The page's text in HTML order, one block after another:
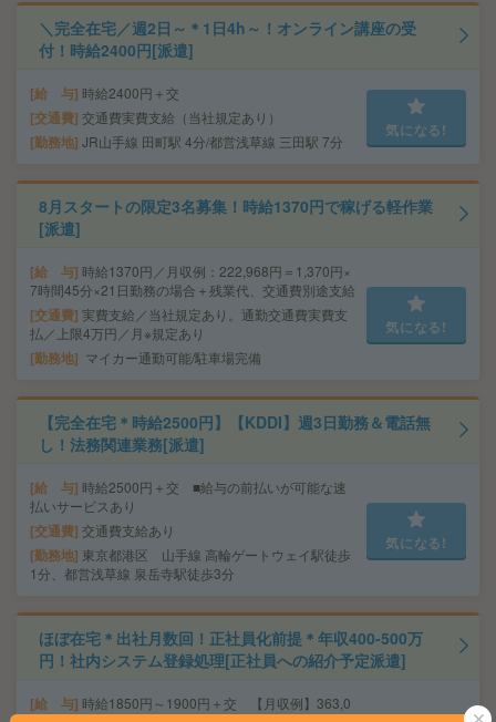
＼完全在宅／週2日～＊1日4h～！オンライン講座の受
付！時給2400円[派遣]
給 与 時給2400円＋交
交通費 交通費実費支給（当社規定あり）
勤務地 JR山手線 田町駅 4分/都営浅草線 三田駅 7分
気になる!
8月スタートの限定3名募集！時給1370円で稼げる軽作業
[派遣]
給 与 時給1370円／月収例：222,968円＝1,370円×
7時間45分×21日勤務の場合＋残業代、交通費別途支給
交通費 実費支給／当社規定あり。通勤交通費実費支
払／上限4万円／月※規定あり
勤務地 マイカー通勤可能/駐車場完備
気になる!
【完全在宅＊時給2500円】【KDDI】週3日勤務＆電話無
し！法務関連業務[派遣]
給 与 時給2500円＋交 ■給与の前払いが可能な速
払いサービスあり
交通費 交通費支給あり
勤務地 東京都港区 山手線 高輪ゲートウェイ駅徒歩
1分、都営浅草線 泉岳寺駅徒歩3分
気になる!
ほぼ在宅＊出社月数回！正社員化前提＊年収400-500万
円！社内システム登録処理[正社員への紹介予定派遣]
給 与 時給1850円～1900円＋交 【月収例】363,0